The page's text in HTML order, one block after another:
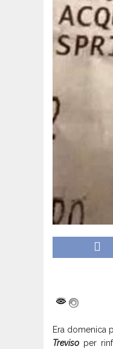
Era domenica
Treviso per